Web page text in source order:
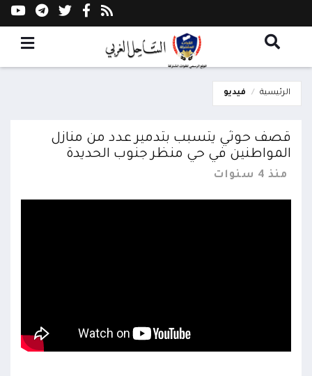
الرئيسية فيديو
قصف حوثي يتسبب بتدمير عدد من منازل
المواطنين في حي منظر جنوب الحديدة
منذ 4 سنوات